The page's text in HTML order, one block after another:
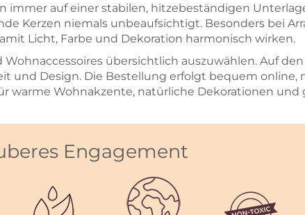
auf einer stabilen, hitzebeständigen
Kerzen niemals unbeaufsichtigt. Besonders bei
Licht, Farbe und Dekoration harmonisch wirken.
übersichtlich auszuwählen. Auf
und Design. Die Bestellung erfolgt bequem
warme Wohnakzente, natürliche Dekorationen
Engagement